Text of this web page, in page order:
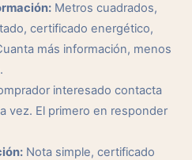
Metros cuadrados,
certificado energético,
más información, menos
interesado contacta
vez. El primero en responder
Nota simple, certificado